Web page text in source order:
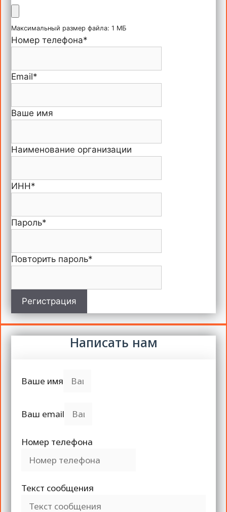
Максимальный размер файла: 1 МБ
Номер телефона*
Email*
Ваше имя
Наименование организации
ИНН*
Пароль*
Повторить пароль*
Регистрация
Написать нам
Ваше имя
Ваш email
Номер телефона
Текст сообщения